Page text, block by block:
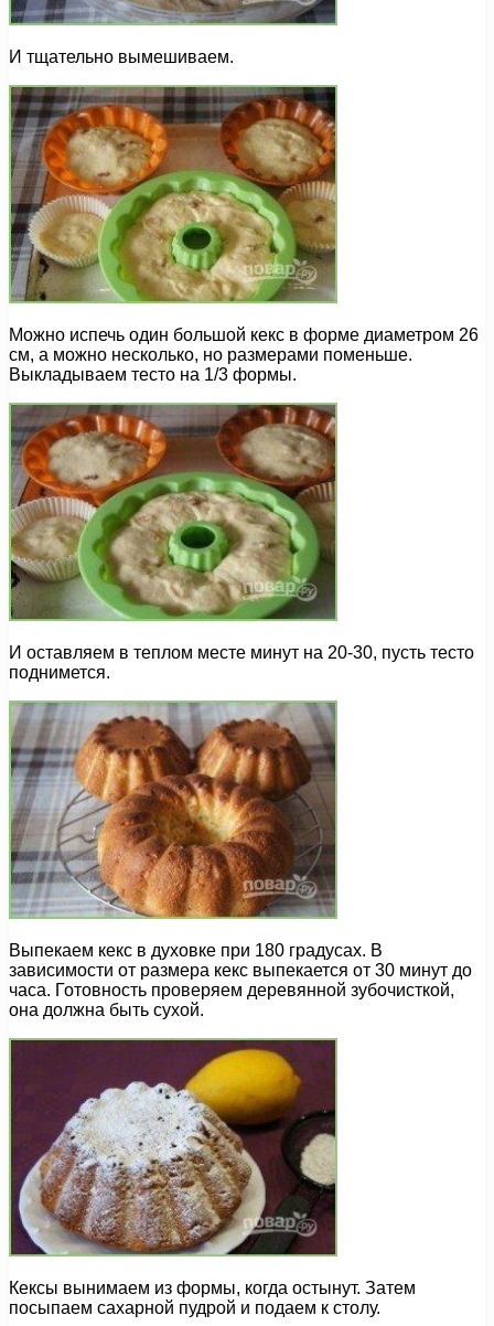
И тщательно вымешиваем.
Можно испечь один большой кекс в форме диаметром 26
см, а можно несколько, но размерами поменьше.
Выкладываем тесто на 1/3 формы.
И оставляем в теплом месте минут на 20-30, пусть тесто
поднимется.
Выпекаем кекс в духовке при 180 градусах. В
зависимости от размера кекс выпекается от 30 минут до
часа. Готовность проверяем деревянной зубочисткой,
она должна быть сухой.
Кексы вынимаем из формы, когда остынут. Затем
посыпаем сахарной пудрой и подаем к столу.